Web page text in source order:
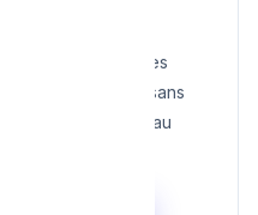
de chaudières
claire, et sans
Le prix négocié au
vous paierez !